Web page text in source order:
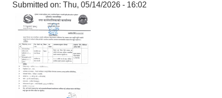
Submitted on: Thu, 05/14/2026 - 16:02